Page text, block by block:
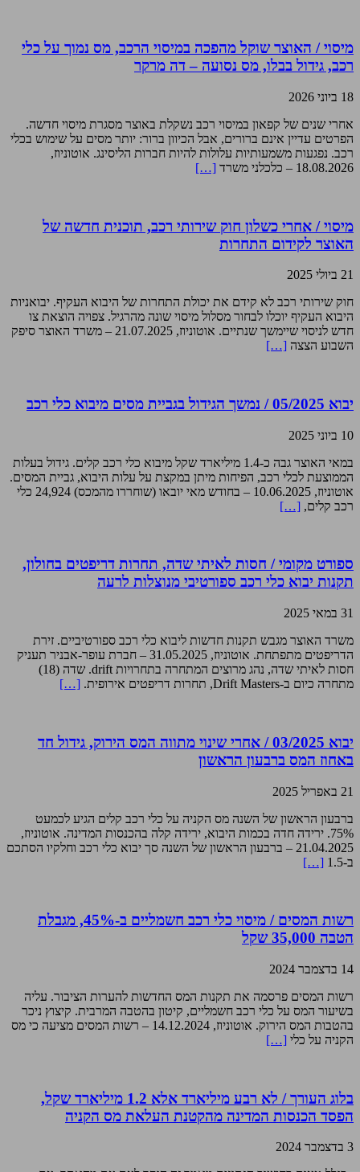
מיסוי / האוצר שוקל מהפכה במיסוי הרכב, מס נמוך על כלי
רכב, גידול בבלו, מס נסועה – דה מרקר
18 ביוני 2026
אחרי שנים של קפאון במיסוי רכב נשקלת באוצר מסגרת מיסוי חדשה.
הפרטים עדיין אינם ברורים, אבל הכיוון ברור: יותר מסים על שימוש בכלי
רכב. נפגעות משמעותיות עלולות להיות חברות הליסינג. אוטוניוז,
18.08.2026 – כלכלני משרד
[…]
מיסוי / אחרי כשלון חוק שירותי רכב, תוכנית חדשה של
האוצר לקידום התחרות
21 ביולי 2025
חוק שירותי רכב לא קידם את יכולת התחרות של היבוא העקיף. יבואניות
היבוא העקיף יוכלו לבחור מסלול מיסוי שונה מהרגיל. צפויה הוצאת צו
חדש לניסוי שיימשך שנתיים. אוטוניוז, 21.07.2025 – משרד האוצר סיפק
השבוע הצצה […]
יבוא 05/2025 / נמשך הגידול בגביית מסים מיבוא כלי רכב
10 ביוני 2025
במאי האוצר גבה כ-1.4 מיליארד שקל מיבוא כלי רכב קלים. גידול בעלות
הממוצעת לכלי רכב, הפיחות מיתן במקצת על עלות היבוא, גביית המסים.
אוטוניוז, 10.06.2025 – בחודש מאי יובאו (שוחררו מהמכס) 24,924 כלי
רכב קלים, […]
ספורט מקומי / חסות לאיתי שדה, תחרות דריפטים בחולון,
תקנות יבוא כלי רכב ספורטיבי מנוצלות לרעה
31 במאי 2025
משרד האוצר מגבש תקנות חדשות ליבוא כלי רכב ספורטיביים. זירת
הדריפטים מתפתחת. אוטוניוז, 31.05.2025 – חברת עופר-אבניר תעניק
חסות לאיתי שדה, נהג מרוצים המתחרה בתחרויות drift. שדה (18)
מתחרה כיום ב-Drift Masters, תחרות דריפטים אירופית.
[…]
יבוא 03/2025 / אחרי שינוי מתווה המס הירוק, גידול חד
באחוז המס ברבעון הראשון
21 באפריל 2025
ברבעון הראשון של השנה מס הקניה על כלי רכב קלים הגיע לכמעט
75%. ירידה חדה בכמות היבוא, ירידה קלה בהכנסות המדינה. אוטוניוז,
21.04.2025 – ברבעון הראשון של השנה סך יבוא כלי רכב וחלקיו הסתכם
ב-1.5
[…]
רשות המסים / מיסוי כלי רכב חשמליים ב-45%, מגבלת
הטבה 35,000 שקל
14 בדצמבר 2024
רשות המסים פרסמה את תקנות המס החדשות להערות הציבור. עליה
בשיעור המס על כלי רכב חשמליים, קיטון בהטבה המרבית. קיצוץ ניכר
בהטבות המס הירוק. אוטוניוז, 14.12.2024 – רשות המסים מציעה כי מס
הקניה על כלי […]
בלוג העורך / לא רבע מיליארד אלא 1.2 מיליארד שקל,
הפסד הכנסות המדינה מהקטנת העלאת מס הקניה
3 בדצמבר 2024